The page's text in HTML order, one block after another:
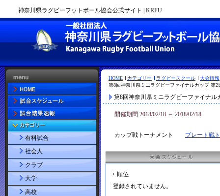
神奈川県ラグビーフットボール協会公式サイト | KRFU
HOME カテゴリー ラグビースクール
大会情報
第8回神奈川県ミニラグビーファイナルカップ 第
第8回神奈川県ミニラグビーファイナ
開催期間 2018/02/18 ～ 2018/02/18
カップ戦トーナメント プレート戦
順位
登録されていません。
有料試合
社会人
クラブ
大学
高校